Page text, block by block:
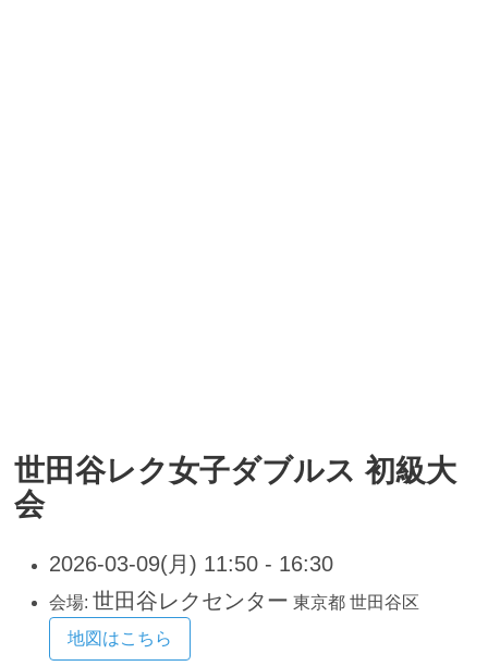
世田谷レク女子ダブルス 初級大
会
2026-03-09(月) 11:50 - 16:30
会場: 世田谷レクセンター 東京都 世田谷区
地図はこちら